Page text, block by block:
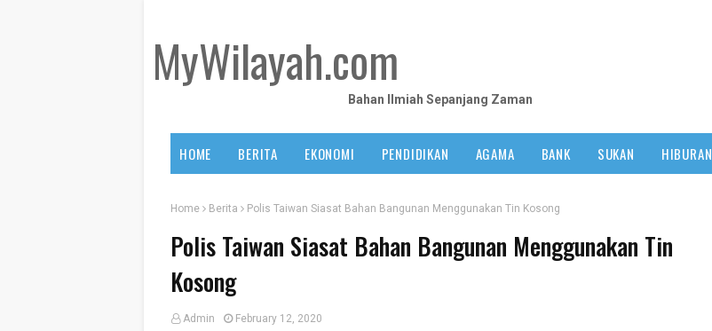
MyWilayah.com
Bahan Ilmiah Sepanjang Zaman
HOME BERITA EKONOMI PENDIDIKAN AGAMA BANK SUKAN HIBURAN
Home Berita Polis Taiwan Siasat Bahan Bangunan Menggunakan Tin Kosong
Polis Taiwan Siasat Bahan Bangunan Menggunakan Tin
Kosong
Admin February 12, 2020